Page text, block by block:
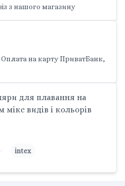
з нашого магазину
на карту ПриватБанк,
для плавання на
мікс видів і кольорів
intex